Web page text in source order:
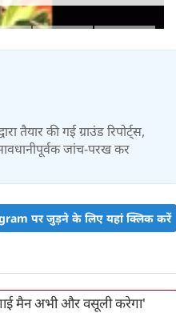
तैयार की गई ग्राउंड रिपोर्ट्स,
सावधानीपूर्वक जांच-परख कर
पर जुड़ने के लिए यहां क्लिक करें
मैन अभी और वसूली करेगा'